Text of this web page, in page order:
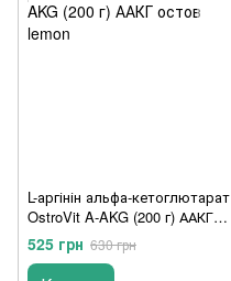
L-аргінін альфа-кетоглютарат
OstroVit A-AKG (200 г) ААКГ
остов lemon
525 грн 630 грн